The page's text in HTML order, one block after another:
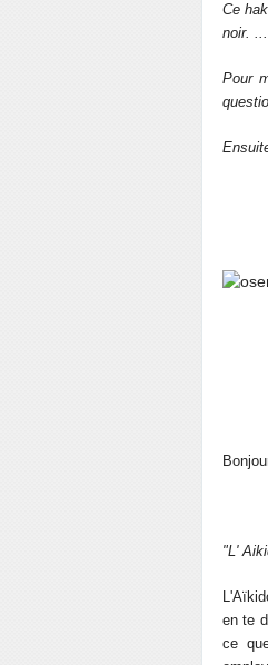
Ce
noir.
Pour
"L'
en te
ce